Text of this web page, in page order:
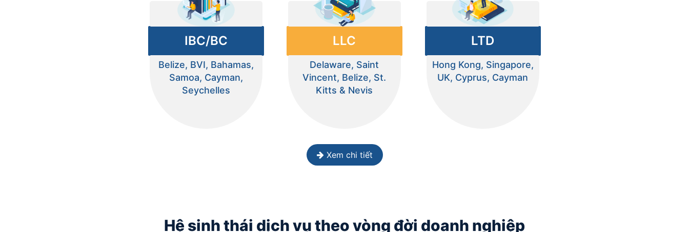
IBC/BC
Belize, BVI, Bahamas,
Samoa, Cayman,
Seychelles
LLC
Delaware, Saint
Vincent, Belize, St.
Kitts & Nevis
LTD
Hong Kong, Singapore,
UK, Cyprus, Cayman
Xem chi tiết
Hệ sinh thái dịch vụ theo vòng đời doanh nghiệp